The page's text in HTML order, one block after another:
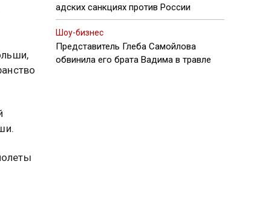
адских санкциях против России
Шоу-бизнес
Представитель Глеба Самойлова
обвинила его брата Вадима в травле